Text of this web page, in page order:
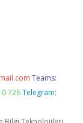
Teams:
726 Telegram: